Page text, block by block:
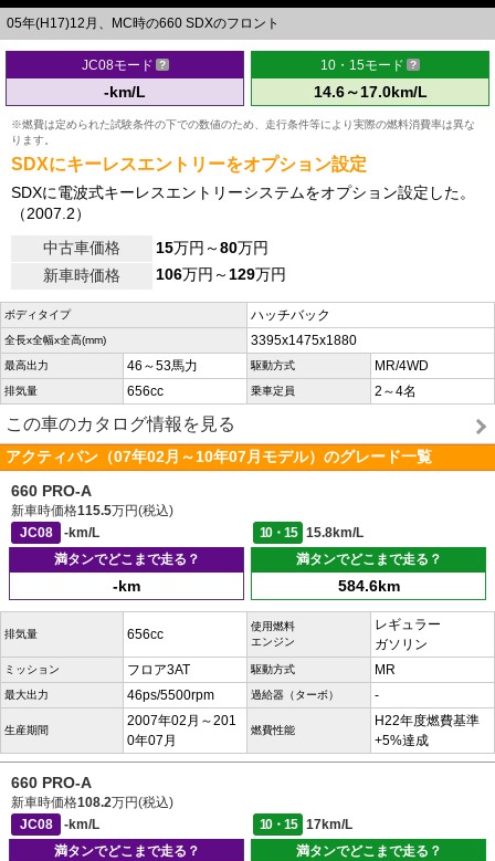
05年(H17)12月、MC時の660 SDXのフロント
JC08モード
-km/L
10・15モード
14.6～17.0km/L
※燃費は定められた試験条件の下での数値のため、走行条件等により実際の燃料消費率は異な
ります。
SDXにキーレスエントリーをオプション設定
SDXに電波式キーレスエントリーシステムをオプション設定した。
（2007.2）
中古車価格
15万円～80万円
新車時価格
106万円～129万円
ボディタイプ ハッチバック
全長x全幅x全高(mm) 3395x1475x1880
最高出力 46～53馬力 駆動方式 MR/4WD
排気量 656cc 乗車定員 2～4名
この車のカタログ情報を見る
アクティバン（07年02月～10年07月モデル）のグレード一覧
660 PRO-A
新車時価格115.5万円(税込)
JC08
-km/L 10・15
15.8km/L
満タンでどこまで走る？
-km
満タンでどこまで走る？
584.6km
排気量 656cc
使用燃料
エンジン
レギュラー
ガソリン
ミッション フロア3AT 駆動方式 MR
最大出力 46ps/5500rpm 過給器（ターボ） -
生産期間
2007年02月～201
0年07月
燃費性能
H22年度燃費基準
+5%達成
660 PRO-A
新車時価格108.2万円(税込)
JC08
-km/L 10・15
17km/L
満タンでどこまで走る？
満タンでどこまで走る？